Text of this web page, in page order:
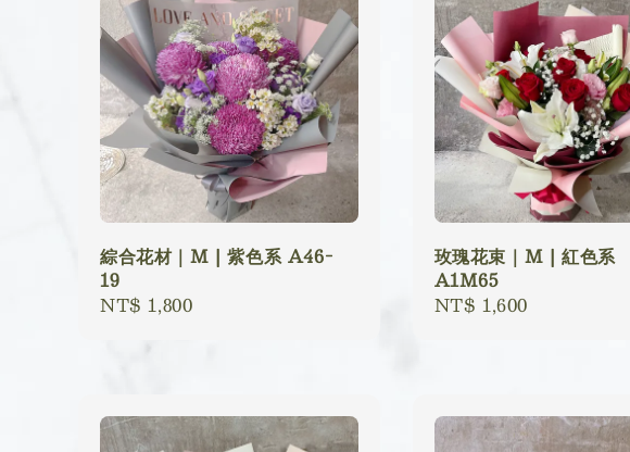
綜合花材｜M | 紫色系 A46-
19
Regular
NT$ 1,800
玫瑰花束｜M | 紅色系
A1M65
Regular
NT$ 1,600